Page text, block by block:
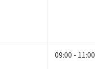
09:00 - 11:00